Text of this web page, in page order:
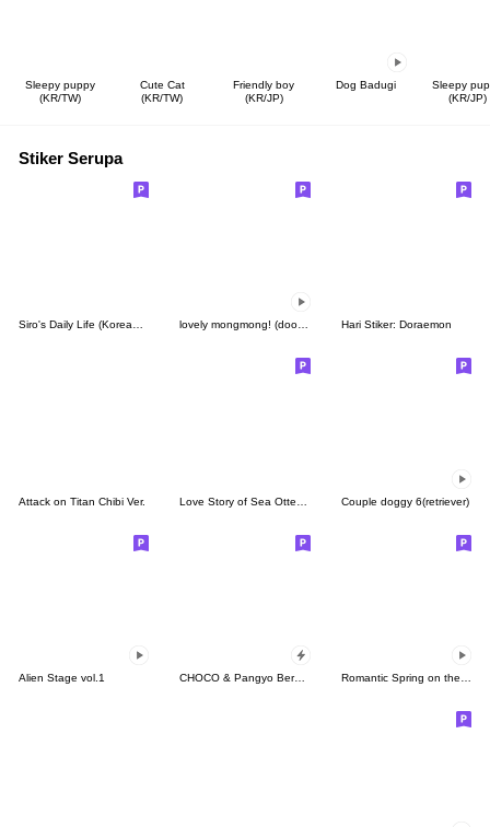
Sleepy puppy
(KR/TW)
Cute Cat
(KR/TW)
Friendly boy
(KR/JP)
Dog Badugi
Sleepy
(KR/JP)
Stiker Serupa
Siro's Daily Life (Korean&Japanese) lovely mongmong! (doodle!) 8 Hari Stiker: Doraemon
Attack on Titan Chibi Ver. Couple doggy 6(retriever)
Alien Stage vol.1 CHOCO & Pangyo Berkencan